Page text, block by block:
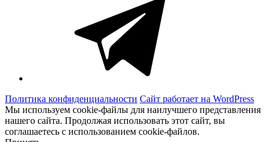
Политика конфиденциальности Сайт работает на WordPress
Мы используем cookie-файлы для наилучшего представления
нашего сайта. Продолжая использовать этот сайт, вы
соглашаетесь с использованием cookie-файлов.